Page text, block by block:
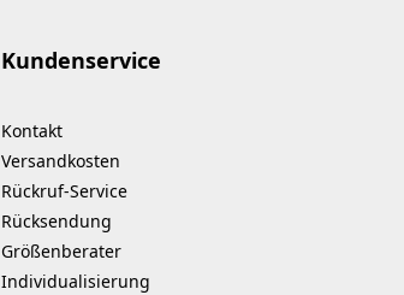
Kundenservice
Kontakt
Versandkosten
Rückruf-Service
Rücksendung
Größenberater
Individualisierung